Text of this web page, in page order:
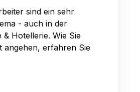
sind ein sehr
- auch in der
& Hotellerie. Wie Sie
angehen, erfahren Sie